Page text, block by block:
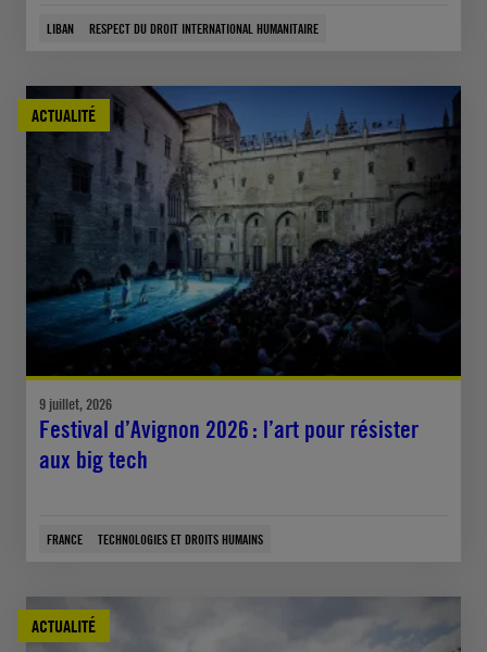
LIBAN RESPECT DU DROIT INTERNATIONAL HUMANITAIRE
ACTUALITÉ
9 juillet, 2026
Festival d’Avignon 2026 : l’art pour résister
aux big tech
FRANCE TECHNOLOGIES ET DROITS HUMAINS
ACTUALITÉ